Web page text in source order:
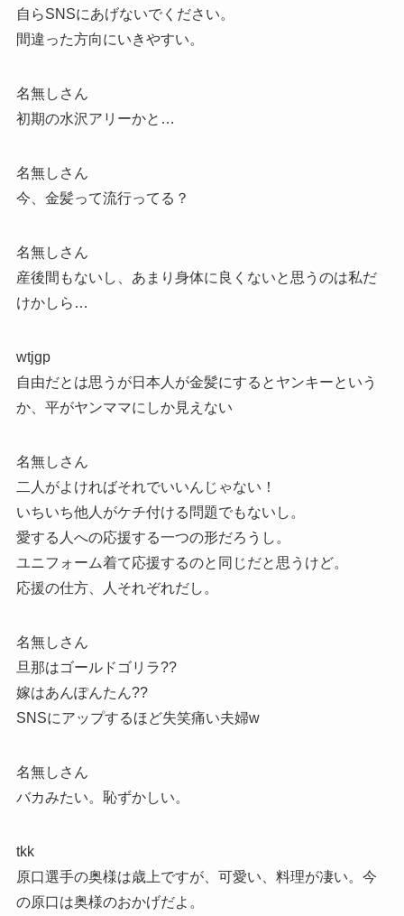
自らSNSにあげないでください。
間違った方向にいきやすい。
名無しさん
初期の水沢アリーかと…
名無しさん
今、金髪って流行ってる？
名無しさん
産後間もないし、あまり身体に良くないと思うのは私だ
けかしら…
wtjgp
自由だとは思うが日本人が金髪にするとヤンキーという
か、平がヤンママにしか見えない
名無しさん
二人がよければそれでいいんじゃない！
いちいち他人がケチ付ける問題でもないし。
愛する人への応援する一つの形だろうし。
ユニフォーム着て応援するのと同じだと思うけど。
応援の仕方、人それぞれだし。
名無しさん
旦那はゴールドゴリラ??
嫁はあんぽんたん??
SNSにアップするほど失笑痛い夫婦w
名無しさん
バカみたい。恥ずかしい。
tkk
原口選手の奥様は歳上ですが、可愛い、料理が凄い。今
の原口は奥様のおかげだよ。